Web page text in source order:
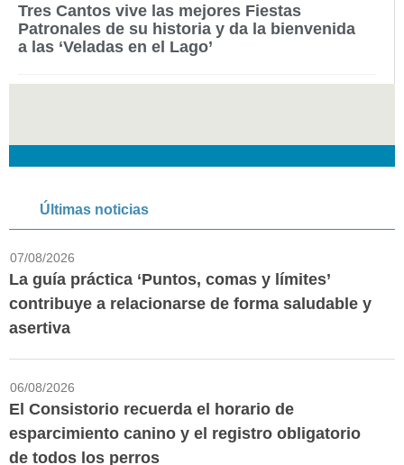
Tres Cantos vive las mejores Fiestas
Patronales de su historia y da la bienvenida
a las ‘Veladas en el Lago’
Últimas noticias
07/08/2026
La guía práctica ‘Puntos, comas y límites’
contribuye a relacionarse de forma saludable y
asertiva
06/08/2026
El Consistorio recuerda el horario de
esparcimiento canino y el registro obligatorio
de todos los perros